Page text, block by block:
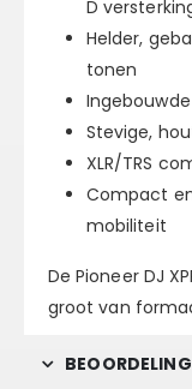
D
Helder,
tonen
Stevige,
XLR/TRS
Compact
mobiliteit
De Pioneer DJ
groot van